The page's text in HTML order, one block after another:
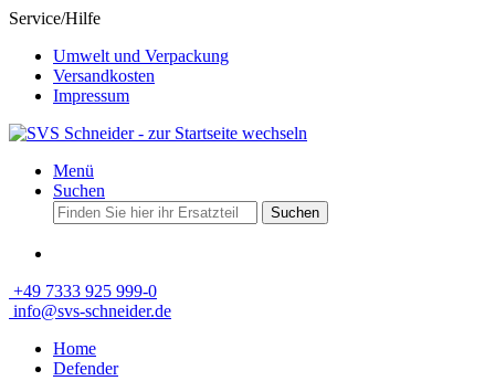
Service/Hilfe
Umwelt und Verpackung
Versandkosten
Impressum
Menü
Suchen
Suchen
+49 7333 925 999-0
info@svs-schneider.de
Home
Defender